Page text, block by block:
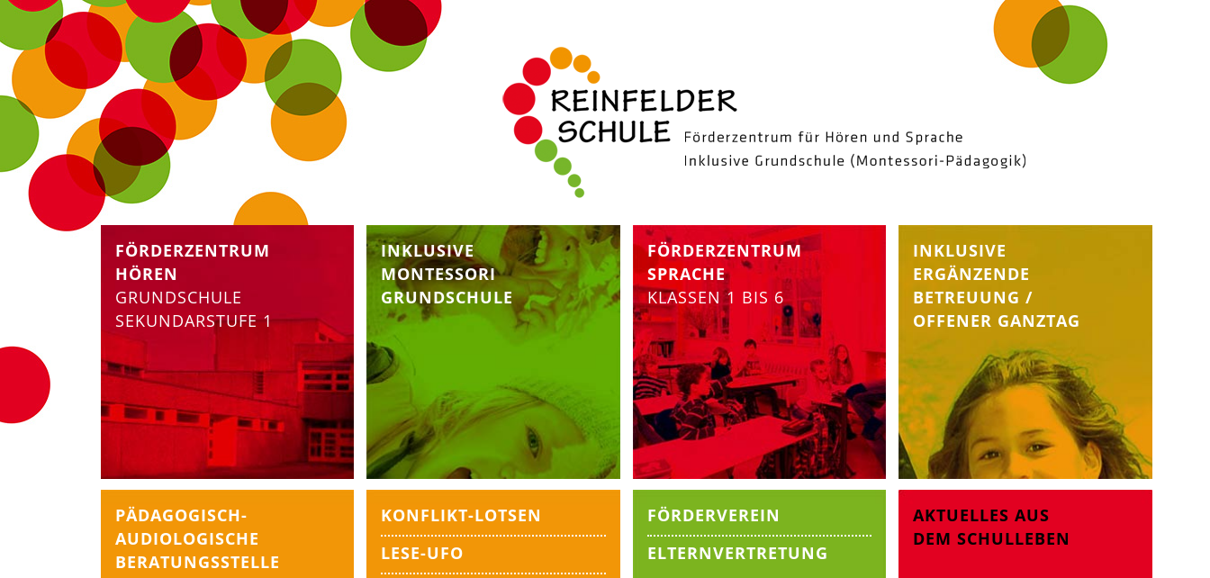
FÖRDERZENTRUM
HÖREN
GRUNDSCHULE
SEKUNDARSTUFE 1
INKLUSIVE
MONTESSORI
GRUNDSCHULE
FÖRDERZENTRUM
SPRACHE
KLASSEN 1 BIS 6
INKLUSIVE
ERGÄNZENDE
BETREUUNG /
OFFENER GANZTAG
PÄDAGOGISCH-
AUDIOLOGISCHE
BERATUNGSSTELLE
KONFLIKT-LOTSEN
LESE-UFO
FÖRDERVEREIN
ELTERNVERTRETUNG
AKTUELLES AUS
DEM SCHULLEBEN